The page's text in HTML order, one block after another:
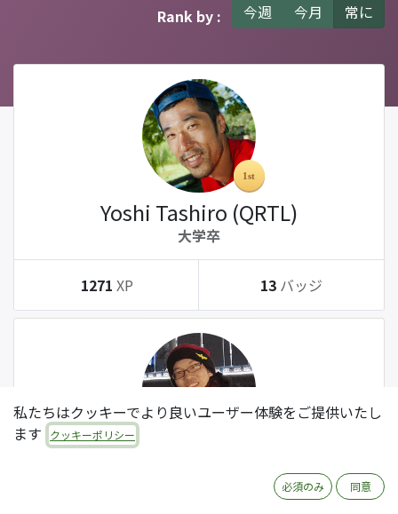
Rank by : 今週 今月 常に
Yoshi Tashiro (QRTL)
大学卒
1271 XP 13 バッジ
Tatsuki Kanda (QRTL)
私たちはクッキーでより良いユーザー体験をご提供いたし
ます
クッキーポリシー
必須のみ 同意